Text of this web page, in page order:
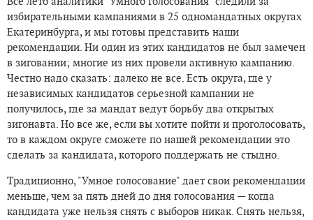
избирательными кампаниями в 25 одномандатных округах
Екатеринбурга, и мы готовы представить наши
рекомендации. Ни один из этих кандидатов не был замечен
в зиговании; многие из них провели активную кампанию.
Честно надо сказать: далеко не все. Есть округа, где у
независимых кандидатов серьезной кампании не
получилось, где за мандат ведут борьбу два открытых
зигонавта. Но все же, если вы хотите пойти и проголосовать,
то в каждом округе сможете по нашей рекомендации это
сделать за кандидата, которого поддержать не стыдно.
Традиционно, "Умное голосование" дает свои рекомендации
меньше, чем за пять дней до дня голосования — когда
кандидата уже нельзя снять с выборов никак. Снять нельзя,